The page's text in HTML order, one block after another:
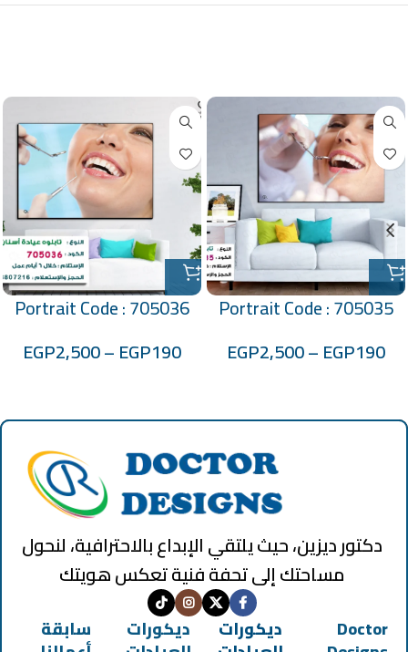
Portrait Code : 705035
EGP190
–
EGP2,500
Portrait Code : 705036
EGP190
–
EGP2,500
دكتور ديزين، حيث يلتقي الإبداع بالاحترافية، لنحول
مساحتك إلى تحفة فنية تعكس هويتك
Doctor ديكورات ديكورات سابقة